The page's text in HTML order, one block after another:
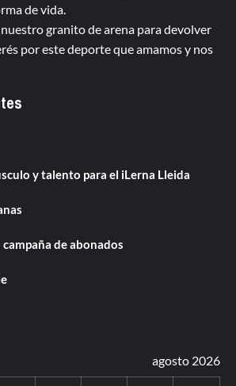
de vida.
granito de arena para devolver
por este deporte que amamos y nos
y talento para el iLerna Lleida
campaña de abonados
agosto 2026